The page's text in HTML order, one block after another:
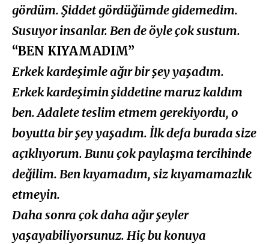
gördüm. Şiddet gördüğümde gidemedim.
Susuyor insanlar. Ben de öyle çok sustum.
“BEN KIYAMADIM”
Erkek kardeşimle ağır bir şey yaşadım.
Erkek kardeşimin şiddetine maruz kaldım
ben. Adalete teslim etmem gerekiyordu, o
boyutta bir şey yaşadım. İlk defa burada size
açıklıyorum. Bunu çok paylaşma tercihinde
değilim. Ben kıyamadım, siz kıyamamazlık
etmeyin.
Daha sonra çok daha ağır şeyler
yaşayabiliyorsunuz. Hiç bu konuya